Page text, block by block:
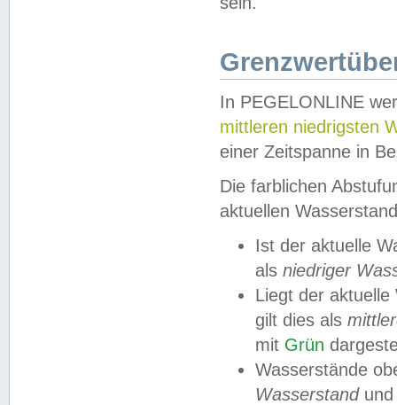
In PEGELONLINE
mittleren niedrigsten
einer Zeitspanne in
Die farblichen
aktuellen
Ist der aktuelle
als niedriger
Liegt der
gilt dies als
mit Grün
Wasserstände
Wasserstandund